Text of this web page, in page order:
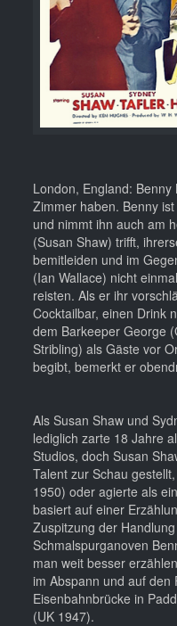
London, England:
Zimmer haben. Benny
und nimmt ihn auch am
(Susan Shaw) trifft,
bemitleiden und im
(Ian Wallace) nicht
reisten. Als er ihr
Cocktailbar, einen Drink
dem Barkeeper George
Stribling) als Gäste vor
begibt, bemerkt er
Als Susan Shaw und
lediglich zarte 18 Jahre
Studios, doch Susan
Talent zur Schau
1950) oder agierte als
basiert auf einer
Zuspitzung der
Schmalspurganoven
man weit besser
im Abspann und auf den
Eisenbahnbrücke in
(UK 1947).